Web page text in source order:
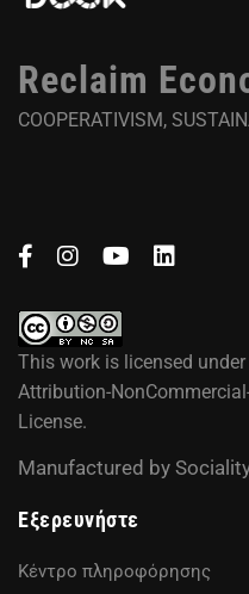
Reclaim
COOPERATIVISM,
This work is licensed under
Attribution-
License.
Manufactured by
Εξερευνήστε
Κέντρο πληροφόρησης